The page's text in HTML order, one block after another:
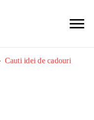
Cauti idei de cadouri